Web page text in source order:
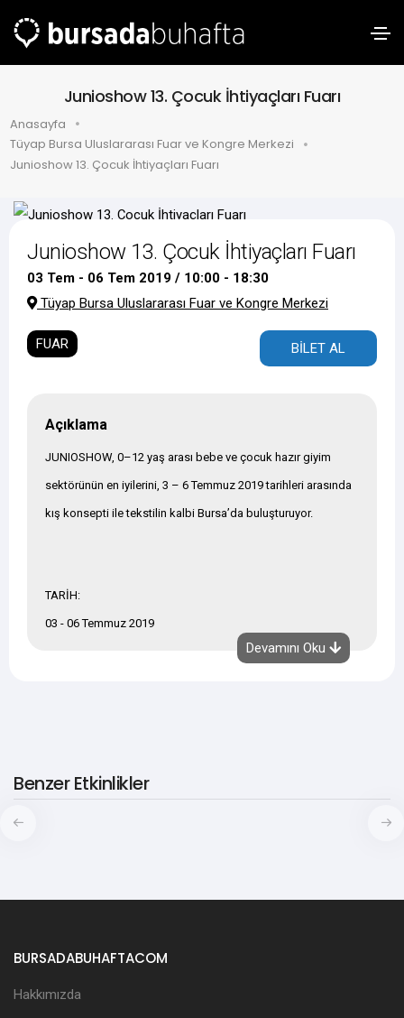
Junioshow 13. Çocuk İhtiyaçları Fuarı
Anasayfa
Tüyap Bursa Uluslararası Fuar ve Kongre Merkezi
Junioshow 13. Çocuk İhtiyaçları Fuarı
Junioshow 13. Çocuk İhtiyaçları Fuarı
03 Tem - 06 Tem 2019 / 10:00 - 18:30
Tüyap Bursa Uluslararası Fuar ve Kongre Merkezi
FUAR BİLET AL
Açıklama
JUNIOSHOW, 0–12 yaş arası bebe ve çocuk hazır giyim
sektörünün en iyilerini, 3 – 6 Temmuz 2019 tarihleri arasında
kış konsepti ile tekstilin kalbi Bursa’da buluşturuyor.
TARİH:
03 - 06 Temmuz 2019
Osmangazi / BURSA
Devamını Oku
Benzer Etkinlikler
BURSADABUHAFTACOM
Hakkımızda